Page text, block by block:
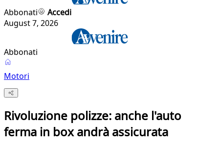
Abbonati
Accedi
August 7, 2026
Abbonati
Motori
Rivoluzione polizze: anche l'auto
ferma in box andrà assicurata